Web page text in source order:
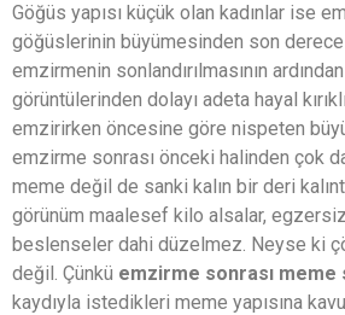
Göğüs yapısı küçük olan kadınlar ise
göğüslerinin büyümesinden son
emzirmenin sonlandırılmasının
görüntülerinden dolayı adeta hayal
emzirirken öncesine göre nispeten
emzirme sonrası önceki halinden çok
meme değil de sanki kalın bir deri
görünüm maalesef kilo alsalar,
beslenseler dahi düzelmez. Neyse ki
değil. Çünkü emzirme sonrası meme
kaydıyla istedikleri meme yapısına